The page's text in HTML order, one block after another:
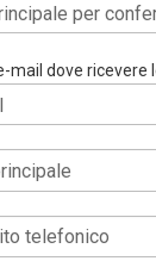
per
mail dove ricevere
telefonico